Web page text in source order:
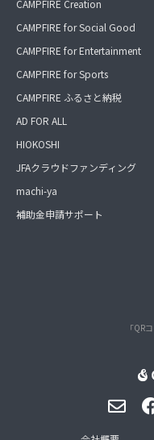
CAMPFIRE Creation
CAMPFIRE for Social Good
CAMPFIRE for Entertainment
CAMPFIRE for Sports
CAMPFIRE ふるさと納税
AD FOR ALL
HIOKOSHI
JFAクラウドファンディング
machi-ya
補助金申請サポート
「QR